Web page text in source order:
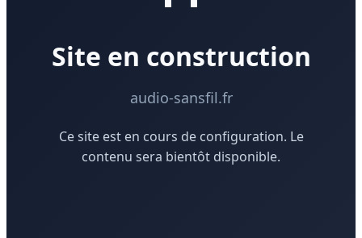
Site en construction
audio-sansfil.fr
Ce site est en cours de configuration. Le
contenu sera bientôt disponible.